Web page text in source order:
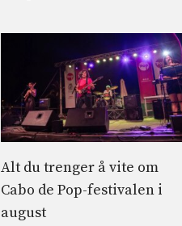
Alt du trenger å vite om
Cabo de Pop-festivalen i
august